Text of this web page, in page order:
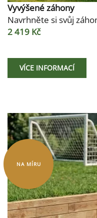
Vyvýšené záhony
Navrhněte si svůj
2 419 Kč
VÍCE INFORMACÍ
NA MÍRU